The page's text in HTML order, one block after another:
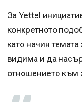
За Yettel
конкретното
като начин
видима и да
отношението към